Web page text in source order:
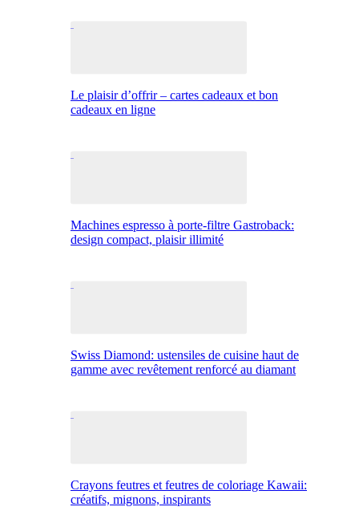
Le plaisir d’offrir – cartes cadeaux et bon
cadeaux en ligne
Machines espresso à porte-filtre Gastroback:
design compact, plaisir illimité
Swiss Diamond: ustensiles de cuisine haut de
gamme avec revêtement renforcé au diamant
Crayons feutres et feutres de coloriage Kawaii:
créatifs, mignons, inspirants